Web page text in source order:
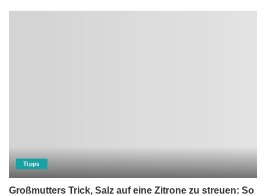
Tipps
Großmutters Trick, Salz auf eine Zitrone zu streuen: So